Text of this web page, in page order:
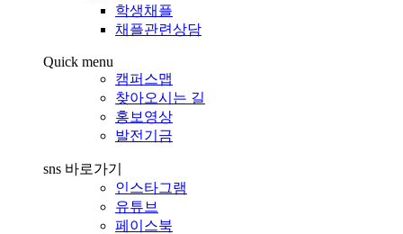
학생채플
채플관련상담
Quick menu
캠퍼스맵
찾아오시는 길
홍보영상
발전기금
sns 바로가기
인스타그램
유튜브
페이스북